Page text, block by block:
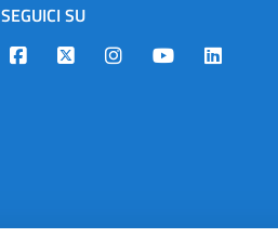
SEGUICI SU
Designers Italia
TwitterInstagramYoutubeLinkedin